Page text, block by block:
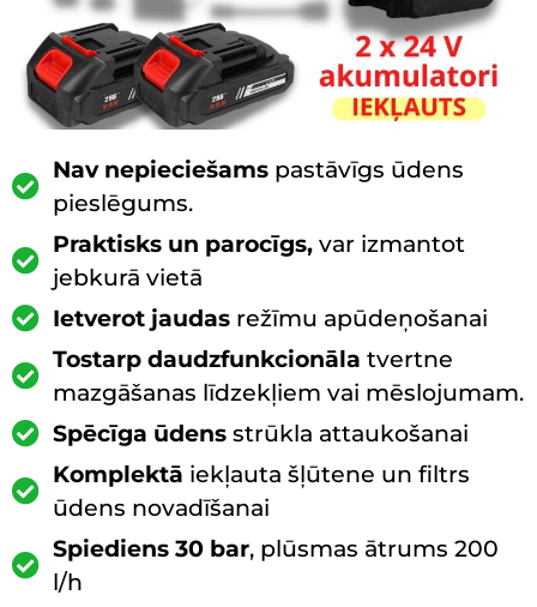
Nav nepieciešamspastāvīgs ūdens
pieslēgums.
Praktisks un parocīgs, var izmantot
jebkurā vietā
Ietverot jaudasrežīmu apūdeņošanai
Tostarp daudzfunkcionāla tvertne
mazgāšanas līdzekļiem vai mēslojumam.
Spēcīga ūdens strūkla attaukošanai
Komplektā iekļauta šļūtene un filtrs
ūdens novadīšanai
Spiediens 30 bar, plūsmas ātrums 200
l/h